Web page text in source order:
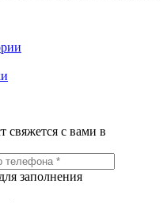
свяжется с вами в
заполнения